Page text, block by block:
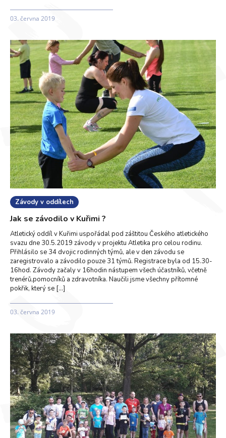
03. června 2019
Závody v oddílech
Jak se závodilo v Kuřimi ?
Atletický oddíl v Kuřimi uspořádal pod záštitou Českého atletického
svazu dne 30.5.2019 závody v projektu Atletika pro celou rodinu.
Přihlásilo se 34 dvojic rodinných týmů, ale v den závodu se
zaregistrovalo a závodilo pouze 31 týmů. Registrace byla od 15.30-
16hod. Závody začaly v 16hodin nástupem všech účastníků, včetně
trenérů,pomocníků a zdravotníka. Naučili jsme všechny přítomné
pokřik, který se […]
03. června 2019